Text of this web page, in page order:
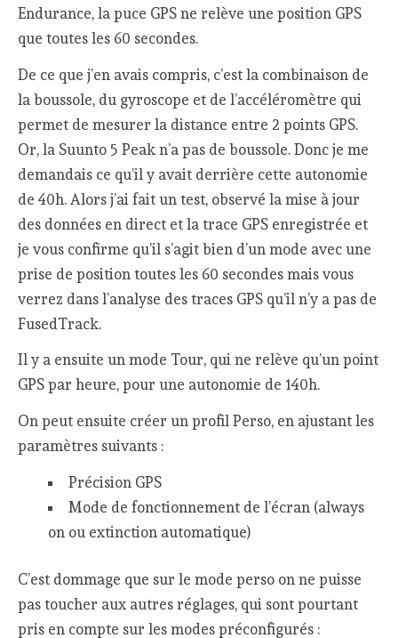
Endurance, la puce GPS ne relève une position GPS
que toutes les 60 secondes.
De ce que j’en avais compris, c’est la combinaison de
la boussole, du gyroscope et de l’accéléromètre qui
permet de mesurer la distance entre 2 points GPS.
Or, la Suunto 5 Peak n’a pas de boussole. Donc je me
demandais ce qu’il y avait derrière cette autonomie
de 40h. Alors j’ai fait un test, observé la mise à jour
des données en direct et la trace GPS enregistrée et
je vous confirme qu’il s’agit bien d’un mode avec une
prise de position toutes les 60 secondes mais vous
verrez dans l’analyse des traces GPS qu’il n’y a pas de
FusedTrack.
Il y a ensuite un mode Tour, qui ne relève qu’un point
GPS par heure, pour une autonomie de 140h.
On peut ensuite créer un profil Perso, en ajustant les
paramètres suivants :
Précision GPS
Mode de fonctionnement de l’écran (always
on ou extinction automatique)
C’est dommage que sur le mode perso on ne puisse
pas toucher aux autres réglages, qui sont pourtant
pris en compte sur les modes préconfigurés :